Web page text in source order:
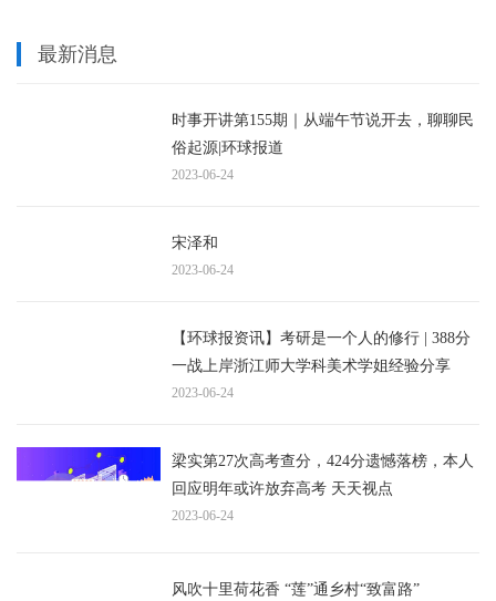
最新消息
时事开讲第155期｜从端午节说开去，聊聊民
俗起源|环球报道
2023-06-24
宋泽和
2023-06-24
【环球报资讯】考研是一个人的修行 | 388分
一战上岸浙江师大学科美术学姐经验分享
2023-06-24
梁实第27次高考查分，424分遗憾落榜，本人
回应明年或许放弃高考 天天视点
2023-06-24
风吹十里荷花香 “莲”通乡村“致富路”